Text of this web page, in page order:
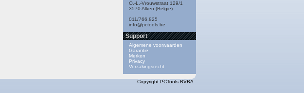
O.-L.-Vrouwstraat 129/1
3570 Alken (België)
011/766.825
info@pctools.be
Support
Algemene voorwaarden
Garantie
Merken
Privacy
Verzakingsrecht
Copyright PCTools BVBA